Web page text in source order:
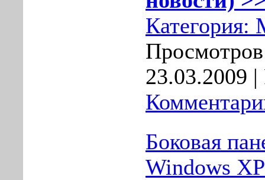
Категория:
23.03.2009 |
Боковая
Windows